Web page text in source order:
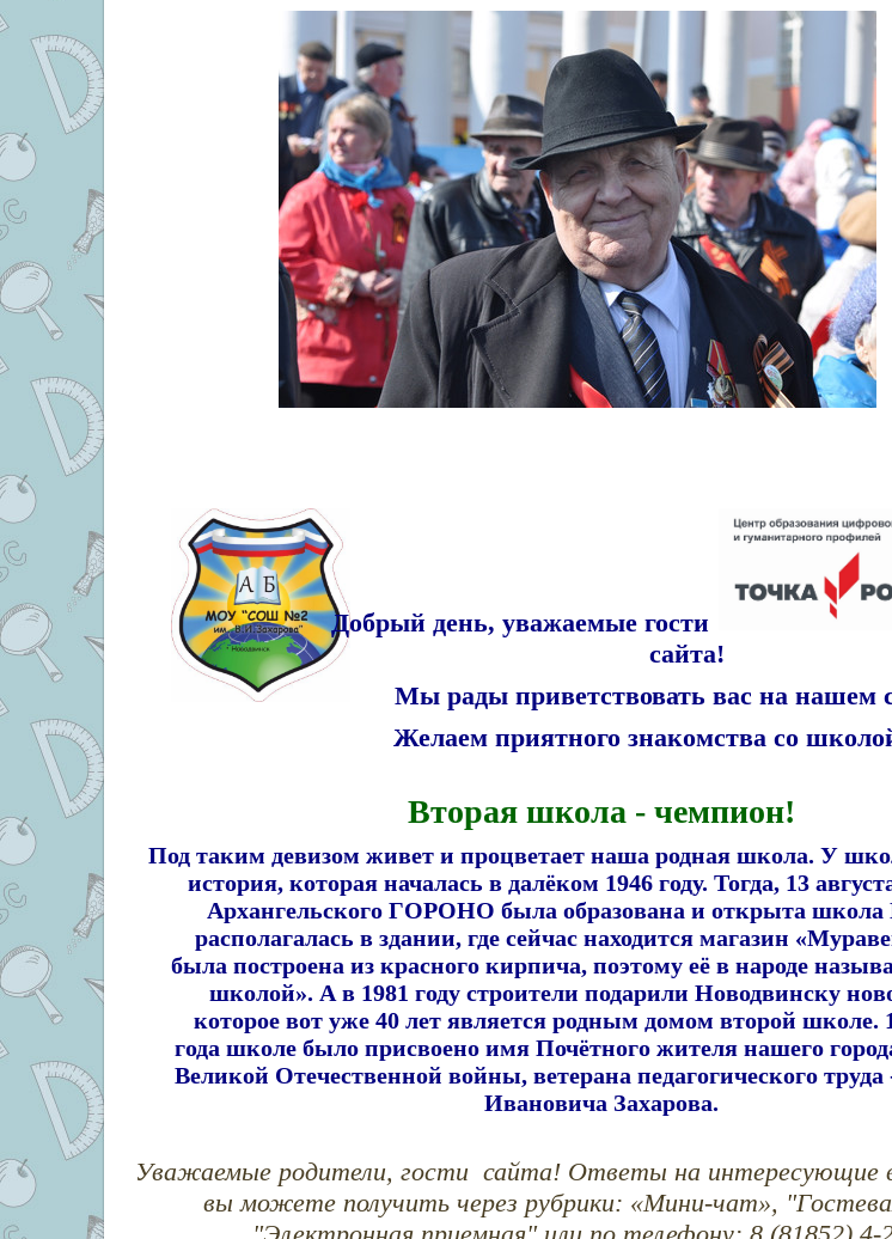
Добрый день, уважаемые гости
сайта!
Мы рады приветствовать вас на нашем
Желаем приятного знакомства со
Вторая школа - чемпион!
Под таким девизом живет и процветает наша родная школа. У
история, которая началась в далёком 1946 году. Тогда, 13
Архангельского ГОРОНО была образована и открыта
располагалась в здании, где сейчас находится магазин
была построена из красного кирпича, поэтому её в народе
школой». А в 1981 году строители подарили Новодвинску
которое вот уже 40 лет является родным домом второй школе.
года школе было присвоено имя Почётного жителя нашего
Великой Отечественной войны, ветерана педагогического
Ивановича Захарова.
Уважаемые родители, гости сайта! Ответы на интересующие
вы можете получить через рубрики: «Мини-чат»,